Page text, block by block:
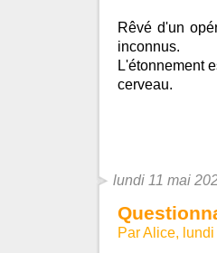
Rêvé d'un
inconnus.
L'étonnement
cerveau.
lundi 11 mai
Par Alice,